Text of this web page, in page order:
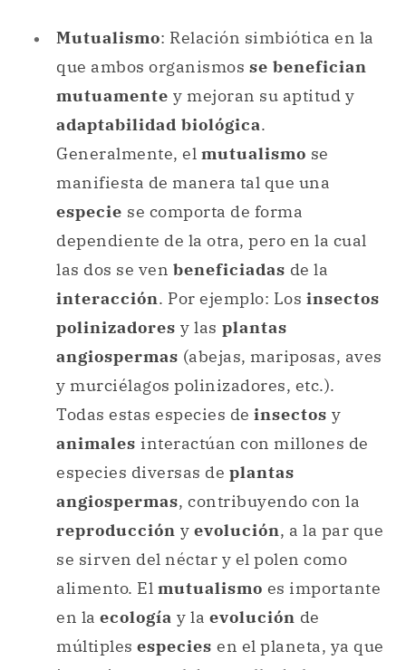
Mutualismo: Relación simbiótica en la
que ambos organismos se benefician
mutuamente y mejoran su aptitud y
adaptabilidad biológica.
Generalmente, el mutualismo se
manifiesta de manera tal que una
especie se comporta de forma
dependiente de la otra, pero en la cual
las dos se ven beneficiadas de la
interacción. Por ejemplo: Los insectos
polinizadores y las plantas
angiospermas (abejas, mariposas, aves
y murciélagos polinizadores, etc.).
Todas estas especies de insectos y
animales interactúan con millones de
especies diversas de plantas
angiospermas, contribuyendo con la
reproducción y evolución, a la par que
se sirven del néctar y el polen como
alimento. El mutualismo es importante
en la ecología y la evolución de
múltiples especies en el planeta, ya que